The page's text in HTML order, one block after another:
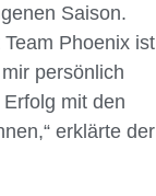
Saison.
Phoenix ist
persönlich
mit den
erklärte der